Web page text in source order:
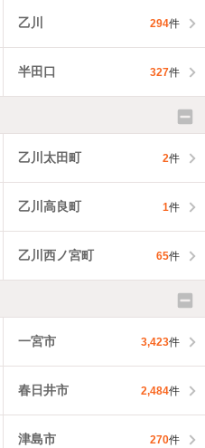
乙川 294件
半田口 327件
乙川太田町 2件
乙川高良町 1件
乙川西ノ宮町 65件
一宮市 3,423件
春日井市 2,484件
津島市 270件